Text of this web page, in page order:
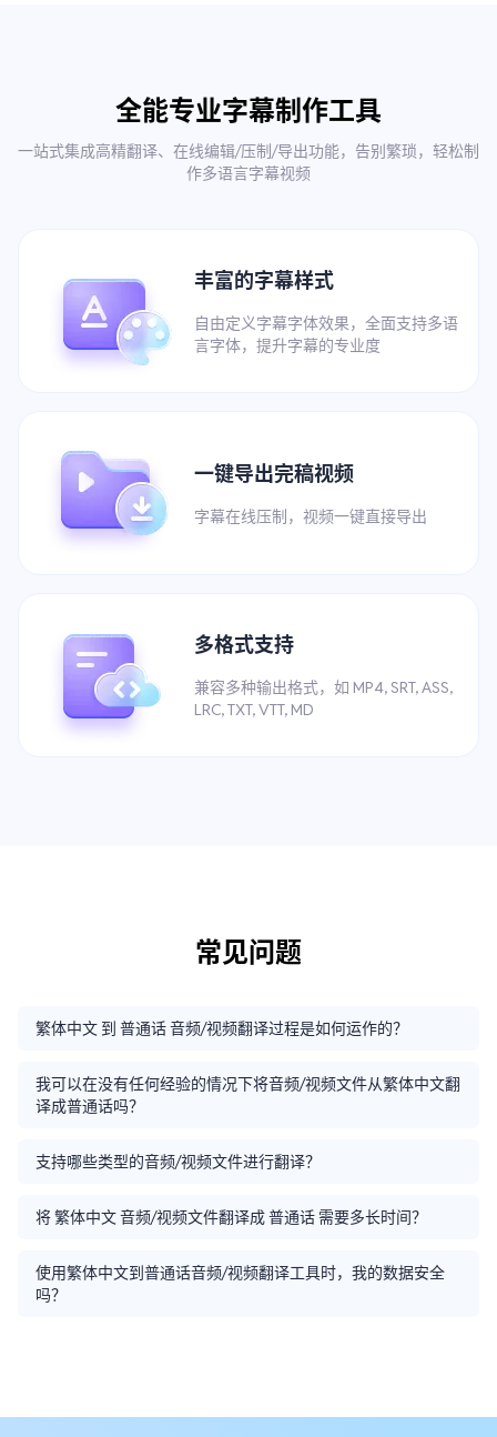
全能专业字幕制作工具
一站式集成高精翻译、在线编辑/压制/导出功能，告别繁琐，轻松制
作多语言字幕视频
丰富的字幕样式
自由定义字幕字体效果，全面支持多语
言字体，提升字幕的专业度
一键导出完稿视频
字幕在线压制，视频一键直接导出
多格式支持
兼容多种输出格式，如 MP4, SRT, ASS,
LRC, TXT, VTT, MD
常见问题
繁体中文 到 普通话 音频/视频翻译过程是如何运作的？
我可以在没有任何经验的情况下将音频/视频文件从繁体中文翻
译成普通话吗？
支持哪些类型的音频/视频文件进行翻译？
将 繁体中文 音频/视频文件翻译成 普通话 需要多长时间？
使用繁体中文到普通话音频/视频翻译工具时，我的数据安全
吗？